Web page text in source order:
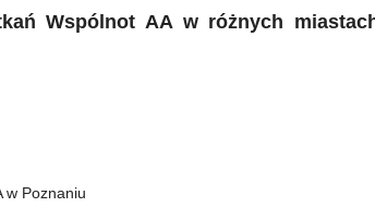
Wspólnot AA w różnych
w Poznaniu